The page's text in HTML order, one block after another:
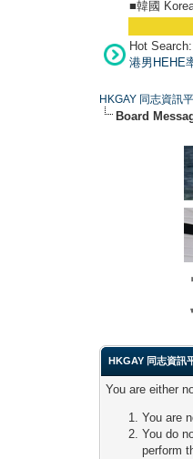
■韓國
Hot Search:
港男HEHE
HKGAY 同志資訊
Board
HKGAY 同志資訊
You are either
You are
You do
perform